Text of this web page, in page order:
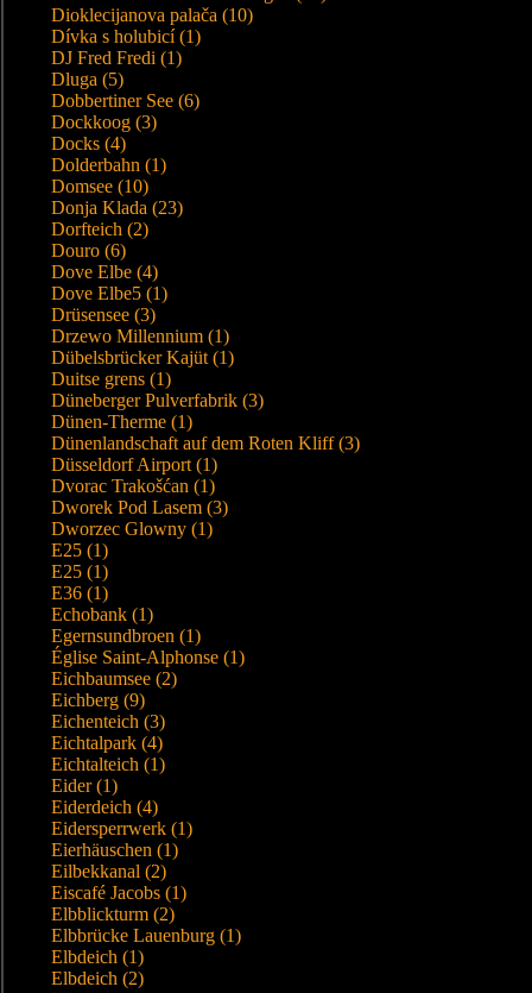
Dioklecijanova palača (10)
Dívka s holubicí (1)
DJ Fred Fredi (1)
Dluga (5)
Dobbertiner See (6)
Dockkoog (3)
Docks (4)
Dolderbahn (1)
Domsee (10)
Donja Klada (23)
Dorfteich (2)
Douro (6)
Dove Elbe (4)
Dove Elbe5 (1)
Drüsensee (3)
Drzewo Millennium (1)
Dübelsbrücker Kajüt (1)
Duitse grens (1)
Düneberger Pulverfabrik (3)
Dünen-Therme (1)
Dünenlandschaft auf dem Roten Kliff (3)
Düsseldorf Airport (1)
Dvorac Trakošćan (1)
Dworek Pod Lasem (3)
Dworzec Glowny (1)
E25 (1)
E25 (1)
E36 (1)
Echobank (1)
Egernsundbroen (1)
Église Saint-Alphonse (1)
Eichbaumsee (2)
Eichberg (9)
Eichenteich (3)
Eichtalpark (4)
Eichtalteich (1)
Eider (1)
Eiderdeich (4)
Eidersperrwerk (1)
Eierhäuschen (1)
Eilbekkanal (2)
Eiscafé Jacobs (1)
Elbblickturm (2)
Elbbrücke Lauenburg (1)
Elbdeich (1)
Elbdeich (2)